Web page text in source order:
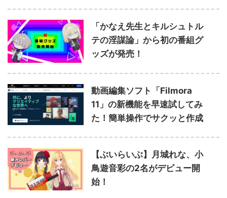
「かなえ先生とキルシュトル
テの淫謀論」から初の番組グ
ッズが発売！
動画編集ソフト「Filmora
11」の新機能を早速試してみ
た！簡単操作でサクッと作成
【ぶいらいぶ】月城れな、小
鳥遊音彩の2名がデビュー開
始！